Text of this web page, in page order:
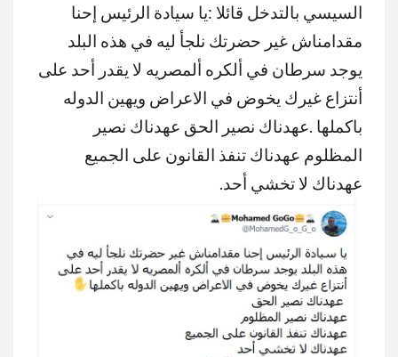
السيسي بالتدخل قائلا :يا سيادة الرئيس إحنا
مقدامناش غير حضرتك نلجأ ليه في هذه البلد
يوجد سرطان في ألكره ألمصريه لا يقدر أحد على
أنتزاع غيرك يخوض في الاعراض ويهين الدوله
باكملها .عهدناك نصير الحق عهدناك نصير
المظلوم عهدناك تنفذ القانون على الجميع
عهدناك لا تخشي أحد.